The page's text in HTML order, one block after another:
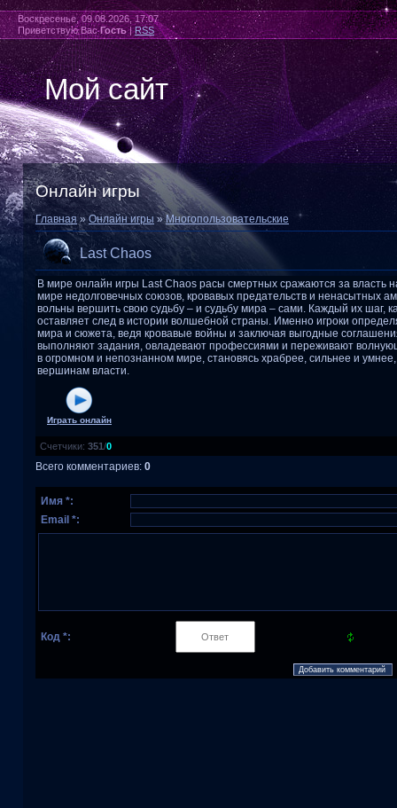
Воскресенье, 09.08.2026, 17:07
Приветствую Вас Гость|RSS
Мой сайт
Онлайн игры
Главная »Онлайн игры »Многопользовательские
Last Chaos
В мире онлайн игры Last Chaos расы смертных сражаются за власть
мире недолговечных союзов, кровавых предательств и ненасытных
вольны вершить свою судьбу – и судьбу мира – сами. Каждый их шаг,
оставляет след в истории волшебной страны. Именно игроки
мира и сюжета, ведя кровавые войны и заключая выгодные
выполняют задания, овладевают профессиями и переживают
в огромном и непознанном мире, становясь храбрее, сильнее и
вершинам власти.
Играть онлайн
Счетчики: 351/0
Всего комментариев: 0
Имя *:
Email *:
Код *: